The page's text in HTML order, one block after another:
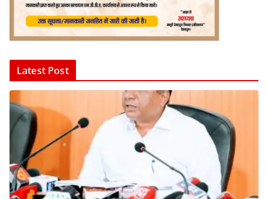
Latest Post